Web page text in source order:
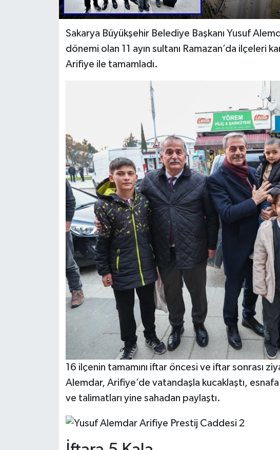
Sakarya Büyükşehir Belediye Başkanı Yusuf
dönemi olan 11 ayın sultanı Ramazan’da ilçeleri
Arifiye ile tamamladı.
16 ilçenin tamamını iftar öncesi ve iftar sonrası
Alemdar, Arifiye’de vatandaşla kucaklaştı,
ve talimatları yine sahadan paylaştı.